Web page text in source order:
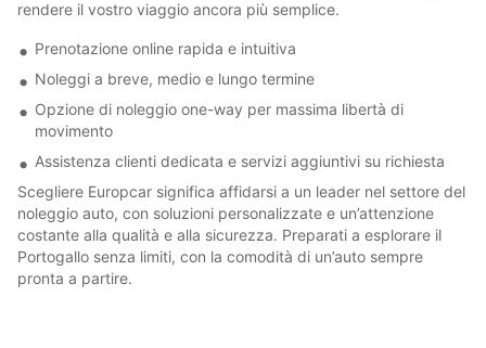
rendere il vostro viaggio ancora più semplice.
Prenotazione online rapida e intuitiva
Noleggi a breve, medio e lungo termine
Opzione di noleggio one-way per massima libertà di
movimento
Assistenza clienti dedicata e servizi aggiuntivi su richiesta
Scegliere Europcar significa affidarsi a un leader nel settore del
noleggio auto, con soluzioni personalizzate e un’attenzione
costante alla qualità e alla sicurezza. Preparati a esplorare il
Portogallo senza limiti, con la comodità di un’auto sempre
pronta a partire.